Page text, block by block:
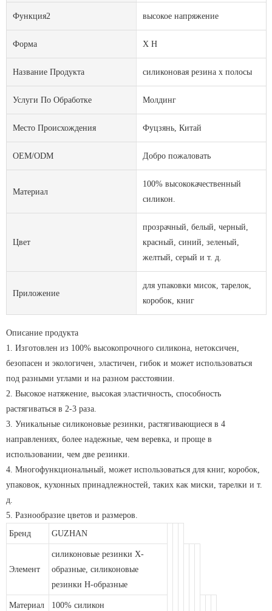
Функция2 высокое напряжение
Форма X H
Название Продукта силиконовая резина x полосы
Услуги По Обработке Молдинг
Место Происхождения Фуцзянь, Китай
OEM/ODM Добро пожаловать
Материал
100% высококачественный
силикон.
Цвет
прозрачный, белый, черный,
красный, синий, зеленый,
желтый, серый и т. д.
Приложение
для упаковки мисок, тарелок,
коробок, книг
Описание продукта
1. Изготовлен из 100% высокопрочного силикона, нетоксичен,
безопасен и экологичен, эластичен, гибок и может использоваться
под разными углами и на разном расстоянии.
2. Высокое натяжение, высокая эластичность, способность
растягиваться в 2-3 раза.
3. Уникальные силиконовые резинки, растягивающиеся в 4
направлениях, более надежные, чем веревка, и проще в
использовании, чем две резинки.
4. Многофункциональный, может использоваться для книг, коробок,
упаковок, кухонных принадлежностей, таких как миски, тарелки и т.
д.
5. Разнообразие цветов и размеров.
Бренд
GUZHAN
Элемент
силиконовые резинки X-
образные, силиконовые
резинки H-образные
Материал 100% силикон